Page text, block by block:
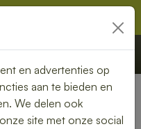
Bestellen
en advertenties op
aan te bieden en
We delen ook
site met onze social